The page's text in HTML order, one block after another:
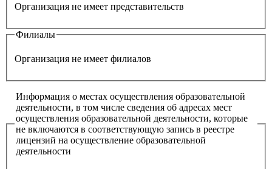
Организация не имеет представительств
Филиалы
Организация не имеет филиалов
Информация о местах осуществления образовательной
деятельности, в том числе сведения об адресах мест
осуществления образовательной деятельности, которые
не включаются в соответствующую запись в реестре
лицензий на осуществление образовательной
деятельности